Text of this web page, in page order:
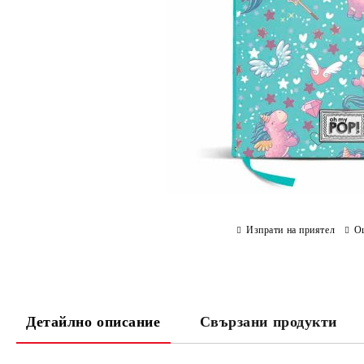
Изпрати на приятел
Детайлно описание Свързани продукти